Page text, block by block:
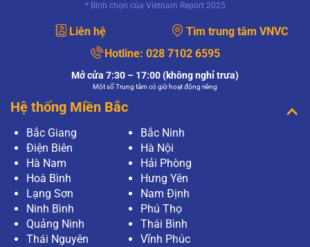
* Bình chọn của Vietnam Report 2025
Liên hệ
Tìm trung tâm VNVC
Hotline: 028 7102 6595
Mở cửa 7:30 – 17:00 (không nghỉ trưa)
Một số Trung tâm có giờ hoạt động riêng
Hệ thống Miền Bắc
Bắc Giang
Bắc Ninh
Điện Biên
Hà Nội
Hà Nam
Hải Phòng
Hoà Bình
Hưng Yên
Lạng Sơn
Nam Định
Ninh Bình
Phú Thọ
Quảng Ninh
Thái Bình
Thái Nguyên
Vĩnh Phúc